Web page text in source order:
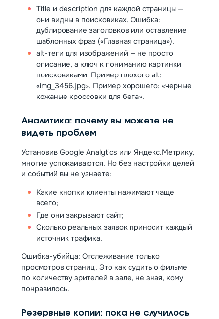
Title и description для каждой страницы —
они видны в поисковиках. Ошибка:
дублирование заголовков или оставление
шаблонных фраз («Главная страница»).
alt-теги для изображений — не просто
описание, а ключ к пониманию картинки
поисковиками. Пример плохого alt:
«img_3456.jpg». Пример хорошего: «черные
кожаные кроссовки для бега».
Аналитика: почему вы можете не
видеть проблем
Установив Google Analytics или Яндекс.Метрику,
многие успокаиваются. Но без настройки целей
и событий вы не узнаете:
Какие кнопки клиенты нажимают чаще
всего;
Где они закрывают сайт;
Сколько реальных заявок приносит каждый
источник трафика.
Ошибка-убийца: Отслеживание только
просмотров страниц. Это как судить о фильме
по количеству зрителей в зале, не зная, кому
понравилось.
Резервные копии: пока не случилось